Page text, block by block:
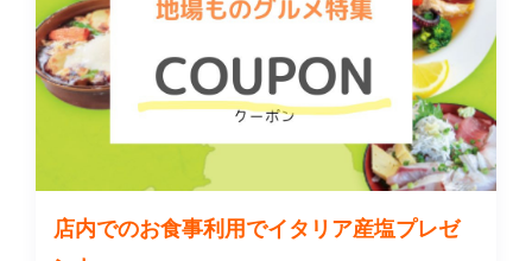
店内でのお食事利用でイタリア産塩プレゼ